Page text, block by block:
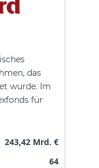
das
wurde. Im
für
243,42 Mrd. €
64